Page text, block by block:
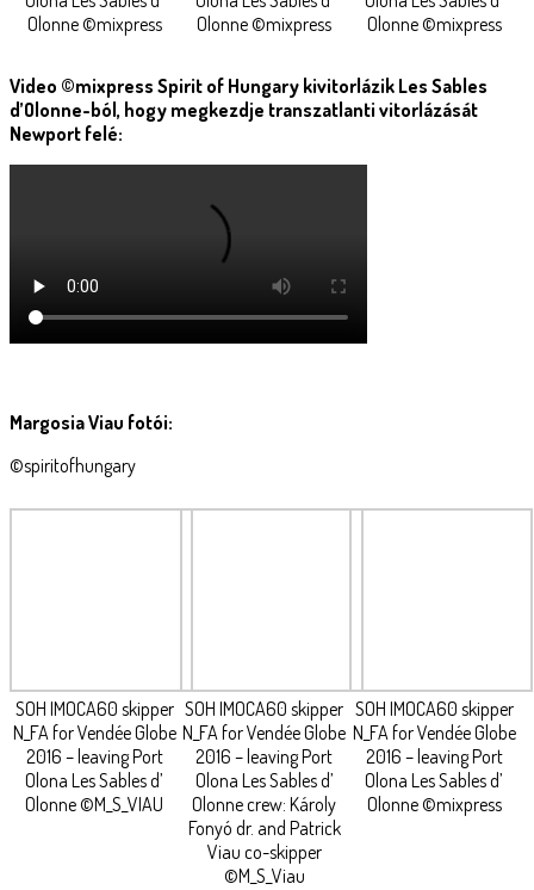
Olonne ©mixpress
Olonne ©mixpress
Olonne ©mixpress
Video ©mixpress Spirit of Hungary kivitorlázik Les Sables
d’Olonne-ból, hogy megkezdje transzatlanti vitorlázását
Newport felé:
Margosia Viau fotói:
©spiritofhungary
SOH IMOCA60 skipper
N_FA for Vendée Globe
2016 – leaving Port
Olona Les Sables d’
Olonne ©M_S_VIAU
SOH IMOCA60 skipper
N_FA for Vendée Globe
2016 – leaving Port
Olona Les Sables d’
Olonne crew: Károly
Fonyó dr. and Patrick
Viau co-skipper
©M_S_Viau
SOH IMOCA60 skipper
N_FA for Vendée Globe
2016 – leaving Port
Olona Les Sables d’
Olonne ©mixpress